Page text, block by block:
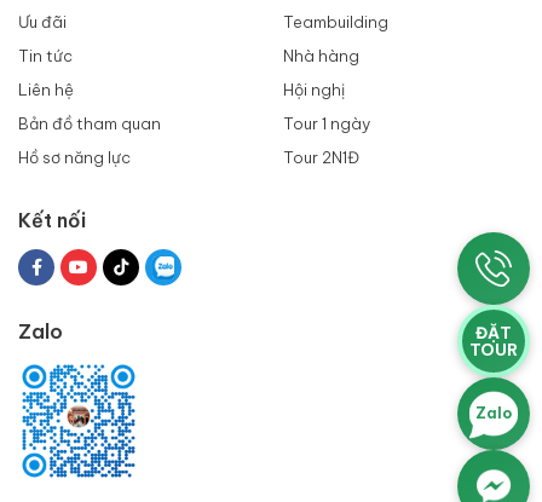
Ưu đãi
Tin tức
Liên hệ
Bản đồ tham quan
Hồ sơ năng lực
Teambuilding
Nhà hàng
Hội nghị
Tour 1 ngày
Tour 2N1Đ
Kết nối
Zalo
ĐẶT
TOUR
Zalo